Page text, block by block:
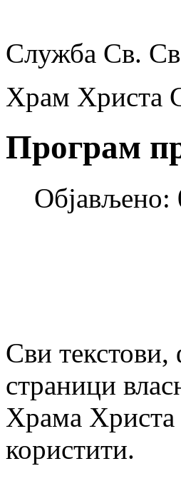
Служба Св.
Храм Христа
Програм
Објављено:
Сви текстови,
страници
Храма Христа
користити.